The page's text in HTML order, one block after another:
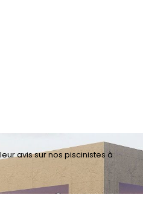
avis sur nos piscinistes à